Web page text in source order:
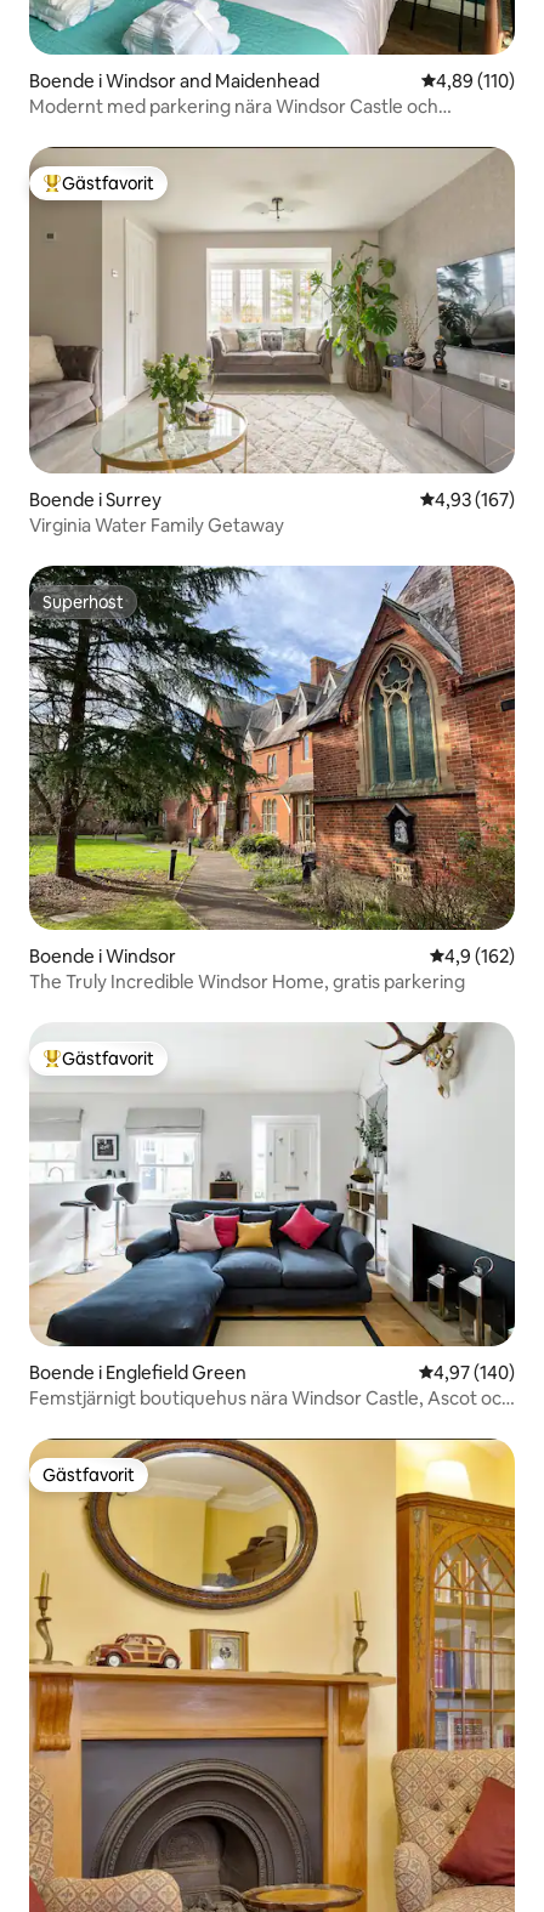
Boende i Windsor and Maidenhead 4,89 av 5 i
4,89 (110)
Modernt med parkering nära Windsor Castle och
Populär gästfavorit
Gästfavorit
Boende i Surrey 4,93 av 5 i
4,93 (167)
Virginia Water Family Getaway
Superhost
Superhost
Boende i Windsor 4,9 av 5 i
4,9 (162)
The Truly Incredible Windsor Home, gratis parkering
Populär gästfavorit
Gästfavorit
Boende i Englefield Green 4,97 av 5 i
4,97 (140)
Femstjärnigt boutiquehus nära Windsor Castle, Ascot och
Gästfavorit
Gästfavorit